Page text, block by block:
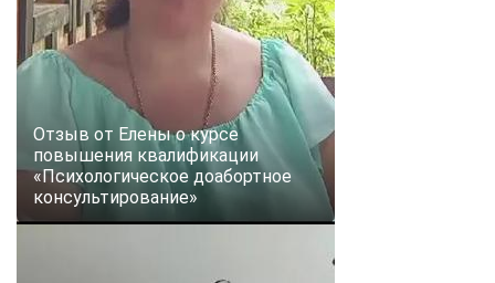
Отзыв от Елены о курсе
повышения квалификации
«Психологическое доабортное
консультирование»